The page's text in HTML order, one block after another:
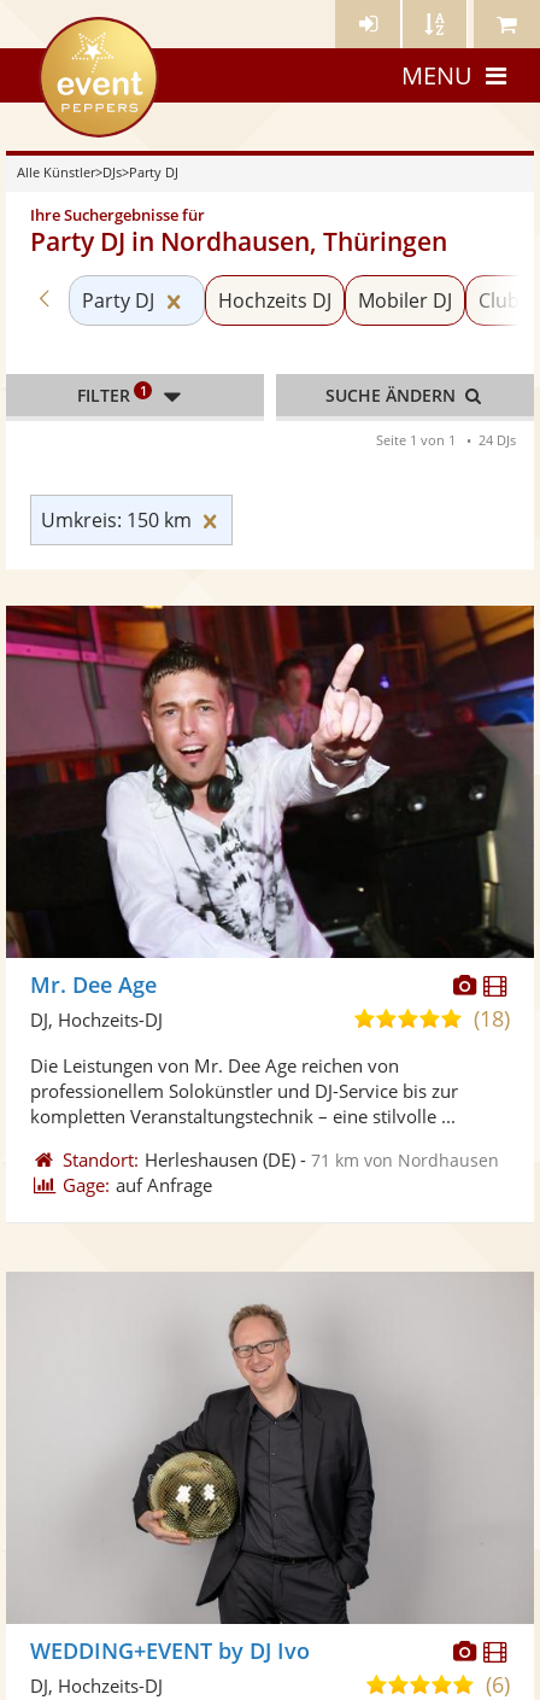
Künstler- Künstler Meine
eventpeppers
MENU
Alle Künstler>DJs>Party DJ
Ihre Suchergebnisse für
Party DJ in Nordhausen, Thüringen
Zurück zu «DJs»
Party DJ Kategorie «Party DJ» zurücksetzen
Hochzeits DJ Mobiler DJ Club
Umkreis: 150 km
FILTER 1 SUCHE ÄNDERN
Seite 1 von 1 24 DJs
Mr. Dee Age
4,8(18)
DJ, Hochzeits-DJ
Die Leistungen von Mr. Dee Age reichen von
professionellem Solokünstler und DJ-Service bis zur
kompletten Veranstaltungstechnik – eine stilvolle ...
Standort: Herleshausen (DE) -71 km von Nordhausen
Gage: auf Anfrage
WEDDING+EVENT by DJ Ivo
5,0(6)
DJ, Hochzeits-DJ